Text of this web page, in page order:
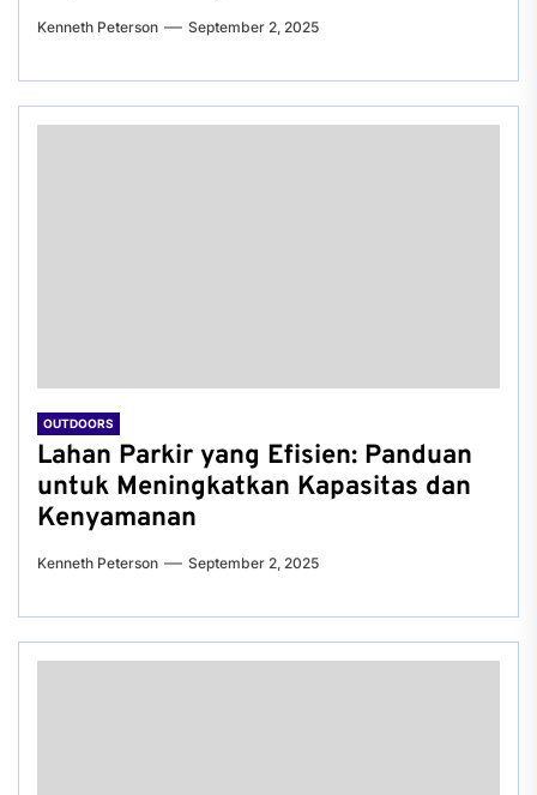
Kenneth Peterson September 2, 2025
OUTDOORS
Lahan Parkir yang Efisien: Panduan
untuk Meningkatkan Kapasitas dan
Kenyamanan
Kenneth Peterson September 2, 2025